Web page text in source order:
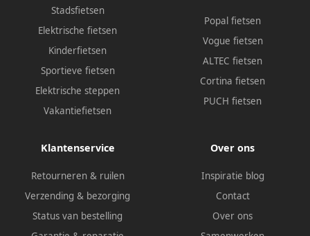
Stadsfietsen
Elektrische fietsen
Kinderfietsen
Sportieve fietsen
Elektrische steppen
Vakantiefietsen
Popal fietsen
Vogue fietsen
ALTEC fietsen
Cortina fietsen
PUCH fietsen
Klantenservice
Retourneren & ruilen
Verzending & bezorging
Status van bestelling
Over ons
Inspiratie blog
Contact
Over ons